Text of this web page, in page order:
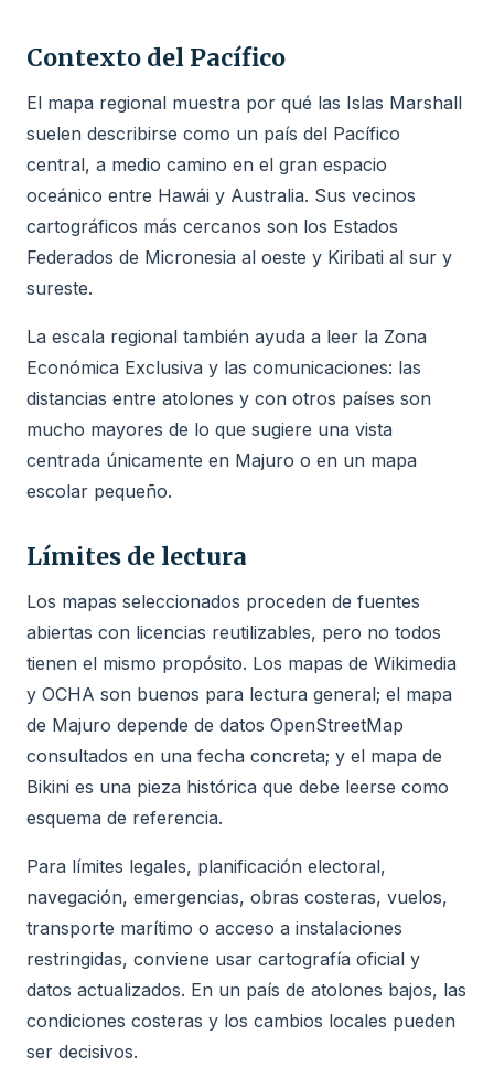
Contexto del Pacífico
El mapa regional muestra por qué las Islas Marshall
suelen describirse como un país del Pacífico
central, a medio camino en el gran espacio
oceánico entre Hawái y Australia. Sus vecinos
cartográficos más cercanos son los Estados
Federados de Micronesia al oeste y Kiribati al sur y
sureste.
La escala regional también ayuda a leer la Zona
Económica Exclusiva y las comunicaciones: las
distancias entre atolones y con otros países son
mucho mayores de lo que sugiere una vista
centrada únicamente en Majuro o en un mapa
escolar pequeño.
Límites de lectura
Los mapas seleccionados proceden de fuentes
abiertas con licencias reutilizables, pero no todos
tienen el mismo propósito. Los mapas de Wikimedia
y OCHA son buenos para lectura general; el mapa
de Majuro depende de datos OpenStreetMap
consultados en una fecha concreta; y el mapa de
Bikini es una pieza histórica que debe leerse como
esquema de referencia.
Para límites legales, planificación electoral,
navegación, emergencias, obras costeras, vuelos,
transporte marítimo o acceso a instalaciones
restringidas, conviene usar cartografía oficial y
datos actualizados. En un país de atolones bajos, las
condiciones costeras y los cambios locales pueden
ser decisivos.